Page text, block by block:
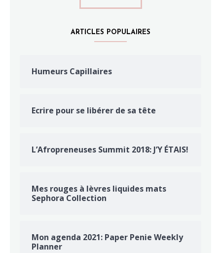
ARTICLES POPULAIRES
Humeurs Capillaires
Ecrire pour se libérer de sa tête
L’Afropreneuses Summit 2018: J’Y ÉTAIS!
Mes rouges à lèvres liquides mats
Sephora Collection
Mon agenda 2021: Paper Penie Weekly
Planner